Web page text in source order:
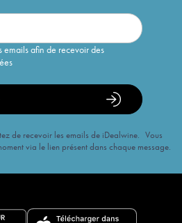
emails afin de recevoir des
de recevoir les emails de iDealwine. Vous
via le lien présent dans chaque message.